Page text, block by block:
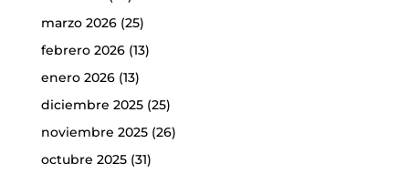
marzo 2026(25)
febrero 2026(13)
enero 2026(13)
diciembre 2025(25)
noviembre 2025(26)
octubre 2025(31)